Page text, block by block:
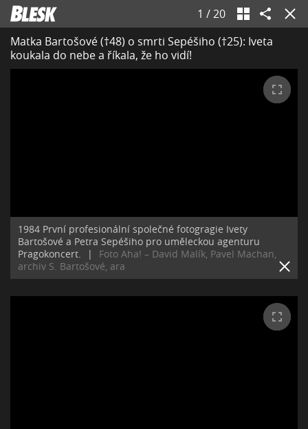
1 /20
Matka Bartošové (†48) o smrti Sepéšiho (†25): Iveta
koukala do nebe a říkala, že ho vidí!
1984 První profesionální společné fotogragie Ivety
Bartošové a Petra Sepéšiho pro uměleckou agenturu
Pragokoncert.
|
Foto Aha! – David Malík, Pavel Machan,
archiv S. Bartošové, ara